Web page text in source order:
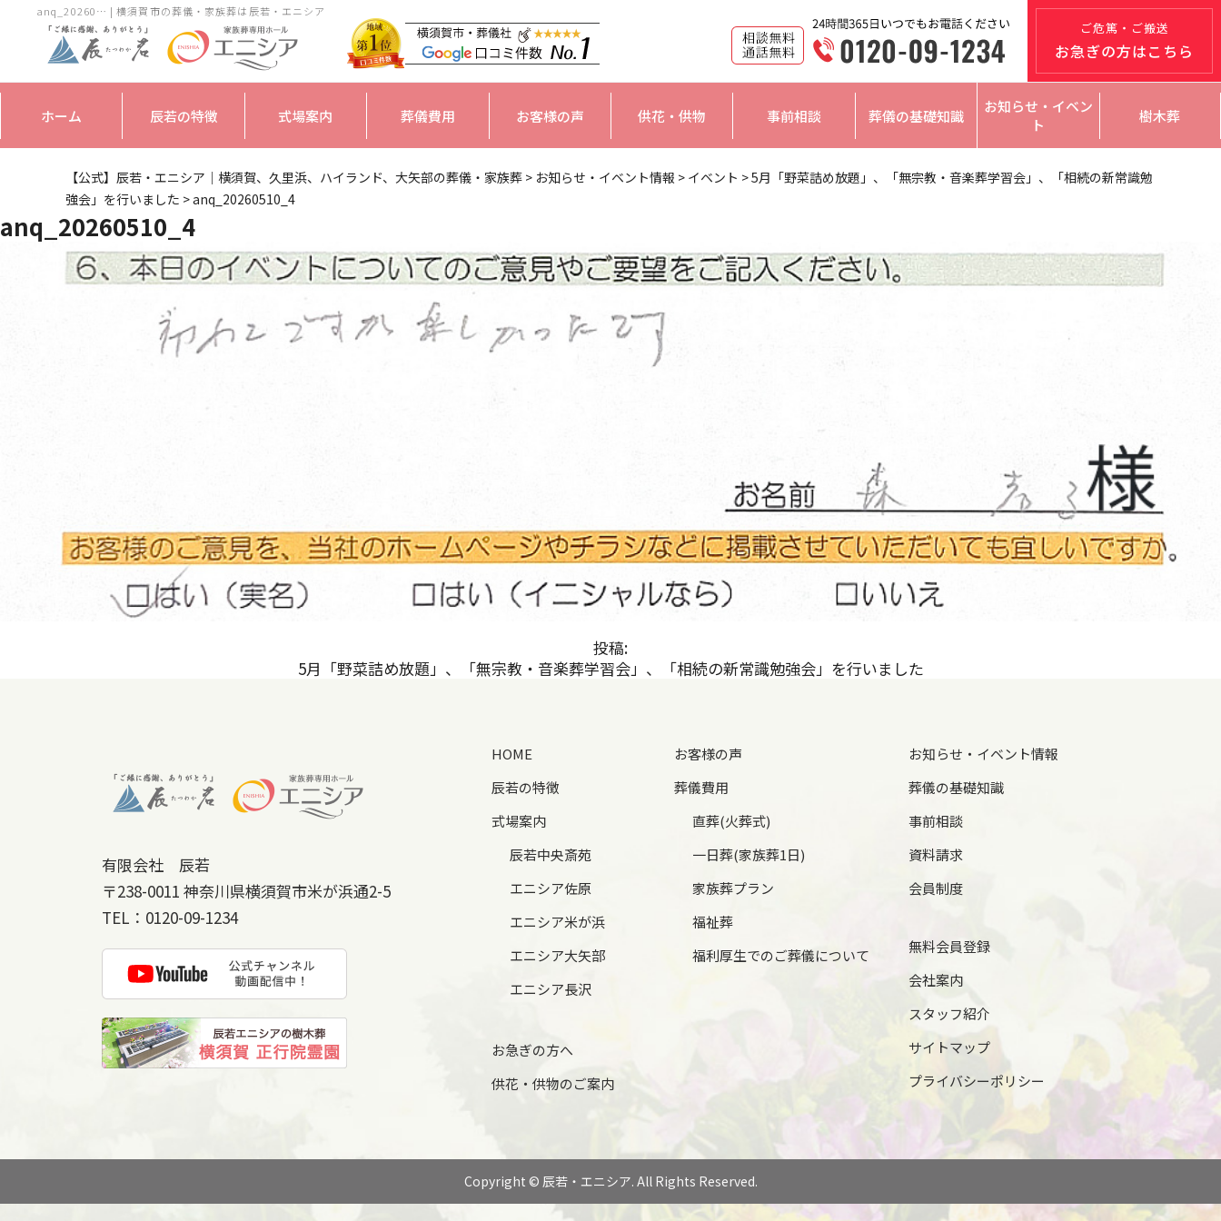
anq_20260… | 横須賀市の葬儀・家族葬は辰若・エニシア
ご危篤・ご搬送
お急ぎの方はこちら
ホーム 辰若の特徴 式場案内 葬儀費用 お客様の声 供花・供物 事前相談 葬儀の基礎知識
お知らせ・イベン
ト
樹木葬
【公式】辰若・エニシア｜横須賀、久里浜、ハイランド、大矢部の葬儀・家族葬 > お知らせ・イベント情報 > イベント >5月「野菜詰め放題」、「無宗教・音楽葬学習会」、「相続の新常識勉
強会」を行いました >anq_20260510_4
anq_20260510_4
投稿:
5月「野菜詰め放題」、「無宗教・音楽葬学習会」、「相続の新常識勉強会」を行いました
有限会社 辰若
〒238-0011 神奈川県横須賀市米が浜通2-5
TEL： 0120-09-1234
HOME
辰若の特徴
式場案内
辰若中央斎苑
エニシア佐原
エニシア米が浜
エニシア大矢部
エニシア長沢
お急ぎの方へ
供花・供物のご案内
お客様の声
葬儀費用
直葬(火葬式)
一日葬(家族葬1日)
家族葬プラン
福祉葬
福利厚生でのご葬儀について
お知らせ・イベント情報
葬儀の基礎知識
事前相談
資料請求
会員制度
無料会員登録
会社案内
スタッフ紹介
サイトマップ
プライバシーポリシー
Copyright © 辰若・エニシア. All Rights Reserved.